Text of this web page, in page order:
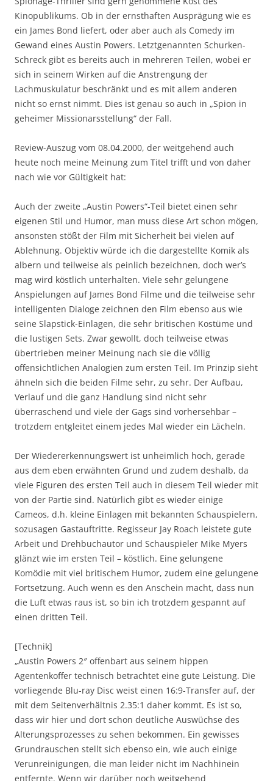
Kinopublikums. Ob in der ernsthaften Ausprägung wie es
ein James Bond liefert, oder aber auch als Comedy im
Gewand eines Austin Powers. Letztgenannten Schurken-
Schreck gibt es bereits auch in mehreren Teilen, wobei er
sich in seinem Wirken auf die Anstrengung der
Lachmuskulatur beschränkt und es mit allem anderen
nicht so ernst nimmt. Dies ist genau so auch in „Spion in
geheimer Missionarsstellung“ der Fall.
Review-Auszug vom 08.04.2000, der weitgehend auch
heute noch meine Meinung zum Titel trifft und von daher
nach wie vor Gültigkeit hat:
Auch der zweite „Austin Powers“-Teil bietet einen sehr
eigenen Stil und Humor, man muss diese Art schon mögen,
ansonsten stößt der Film mit Sicherheit bei vielen auf
Ablehnung. Objektiv würde ich die dargestellte Komik als
albern und teilweise als peinlich bezeichnen, doch wer’s
mag wird köstlich unterhalten. Viele sehr gelungene
Anspielungen auf James Bond Filme und die teilweise sehr
intelligenten Dialoge zeichnen den Film ebenso aus wie
seine Slapstick-Einlagen, die sehr britischen Kostüme und
die lustigen Sets. Zwar gewollt, doch teilweise etwas
übertrieben meiner Meinung nach sie die völlig
offensichtlichen Analogien zum ersten Teil. Im Prinzip sieht
ähneln sich die beiden Filme sehr, zu sehr. Der Aufbau,
Verlauf und die ganz Handlung sind nicht sehr
überraschend und viele der Gags sind vorhersehbar –
trotzdem entgleitet einem jedes Mal wieder ein Lächeln.
Der Wiedererkennungswert ist unheimlich hoch, gerade
aus dem eben erwähnten Grund und zudem deshalb, da
viele Figuren des ersten Teil auch in diesem Teil wieder mit
von der Partie sind. Natürlich gibt es wieder einige
Cameos, d.h. kleine Einlagen mit bekannten Schauspielern,
sozusagen Gastauftritte. Regisseur Jay Roach leistete gute
Arbeit und Drehbuchautor und Schauspieler Mike Myers
glänzt wie im ersten Teil – köstlich. Eine gelungene
Komödie mit viel britischem Humor, zudem eine gelungene
Fortsetzung. Auch wenn es den Anschein macht, dass nun
die Luft etwas raus ist, so bin ich trotzdem gespannt auf
einen dritten Teil.
[Technik]
„Austin Powers 2″ offenbart aus seinem hippen
Agentenkoffer technisch betrachtet eine gute Leistung. Die
vorliegende Blu-ray Disc weist einen 16:9-Transfer auf, der
mit dem Seitenverhältnis 2.35:1 daher kommt. Es ist so,
dass wir hier und dort schon deutliche Auswüchse des
Alterungsprozesses zu sehen bekommen. Ein gewisses
Grundrauschen stellt sich ebenso ein, wie auch einige
Verunreinigungen, die man leider nicht im Nachhinein
entfernte. Wenn wir darüber noch weitgehend